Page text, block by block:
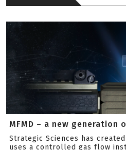
MFMD – a new generation
Strategic Sciences has
uses a controlled gas flow